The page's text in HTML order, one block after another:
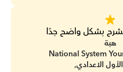
بشكل واضح جدًا
هبة
الاعدادي,
National System